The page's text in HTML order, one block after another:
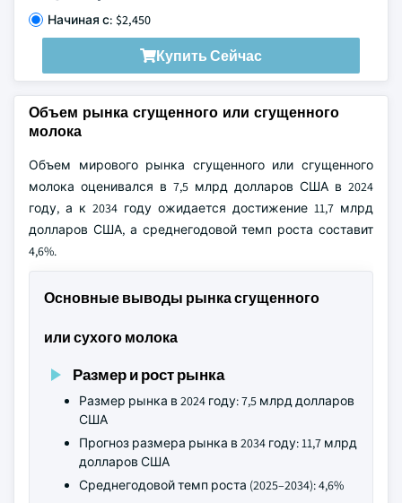
Начиная с: $2,450
Купить Сейчас
Объем рынка сгущенного или сгущенного
молока
Объем мирового рынка сгущенного или сгущенного
молока оценивался в 7,5 млрд долларов США в 2024
году, а к 2034 году ожидается достижение 11,7 млрд
долларов США, а среднегодовой темп роста составит
4,6%.
Основные выводы рынка сгущенного
или сухого молока
Размер и рост рынка
Размер рынка в 2024 году: 7,5 млрд долларов
США
Прогноз размера рынка в 2034 году: 11,7 млрд
долларов США
Среднегодовой темп роста (2025–2034): 4,6%